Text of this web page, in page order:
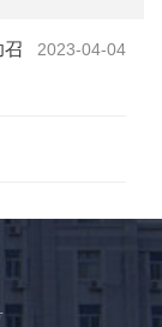
2023-04-04
召